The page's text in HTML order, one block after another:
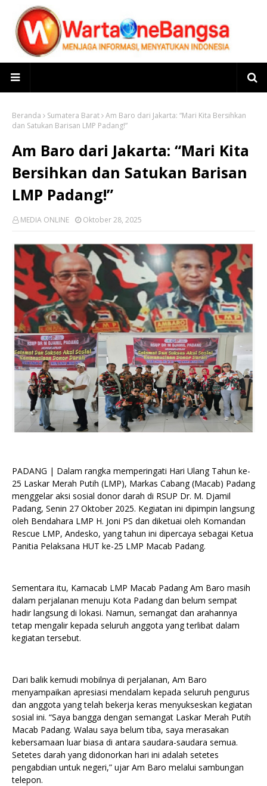
Beranda Sumatera Barat Am Baro dari Jakarta: “Mari Kita Bersihkan
dan Satukan Barisan LMP Padang!”
Am Baro dari Jakarta: “Mari Kita
Bersihkan dan Satukan Barisan
LMP Padang!”
MEDIA ONLINE Oktober 28, 2025
PADANG | Dalam rangka memperingati Hari Ulang Tahun ke-
25 Laskar Merah Putih (LMP), Markas Cabang (Macab) Padang
menggelar aksi sosial donor darah di RSUP Dr. M. Djamil
Padang, Senin 27 Oktober 2025. Kegiatan ini dipimpin langsung
oleh Bendahara LMP H. Joni PS dan diketuai oleh Komandan
Rescue LMP, Andesko, yang tahun ini dipercaya sebagai Ketua
Panitia Pelaksana HUT ke-25 LMP Macab Padang.
Sementara itu, Kamacab LMP Macab Padang Am Baro masih
dalam perjalanan menuju Kota Padang dan belum sempat
hadir langsung di lokasi. Namun, semangat dan arahannya
tetap mengalir kepada seluruh anggota yang terlibat dalam
kegiatan tersebut.
Dari balik kemudi mobilnya di perjalanan, Am Baro
menyampaikan apresiasi mendalam kepada seluruh pengurus
dan anggota yang telah bekerja keras menyukseskan kegiatan
sosial ini. “Saya bangga dengan semangat Laskar Merah Putih
Macab Padang. Walau saya belum tiba, saya merasakan
kebersamaan luar biasa di antara saudara-saudara semua.
Setetes darah yang didonorkan hari ini adalah setetes
pengabdian untuk negeri,” ujar Am Baro melalui sambungan
telepon.